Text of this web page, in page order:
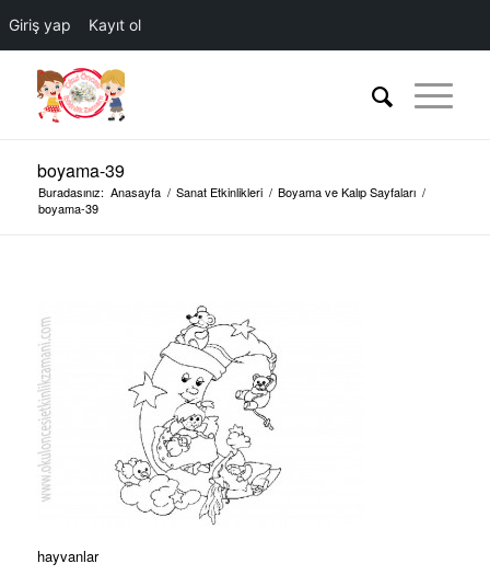
Giriş yap Kayıt ol
boyama-39
Buradasınız: Anasayfa / Sanat Etkinlikleri / Boyama ve Kalıp Sayfaları /
boyama-39
hayvanlar